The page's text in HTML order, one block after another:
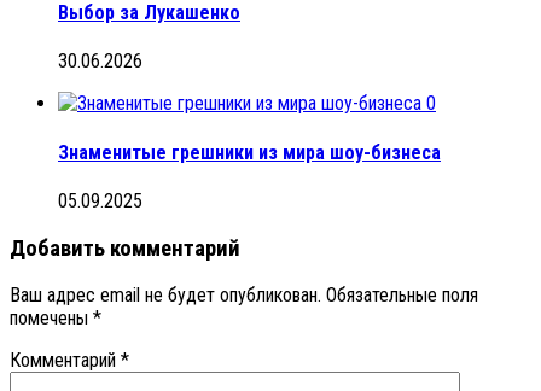
Выбор за Лукашенко
30.06.2026
0
Знаменитые грешники из мира шоу-бизнеса
05.09.2025
Добавить комментарий
Ваш адрес email не будет опубликован. Обязательные поля
помечены *
Комментарий *